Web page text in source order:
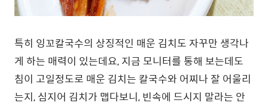
특히 잉꼬칼국수의 상징적인 매운 김치도 자꾸만 생각나
게 하는 매력이 있는데요, 지금 모니터를 통해 보는데도
침이 고일정도로 매운 김치는 칼국수와 어찌나 잘 어울리
는지, 심지어 김치가 맵다보니, 빈속에 드시지 말라는 안